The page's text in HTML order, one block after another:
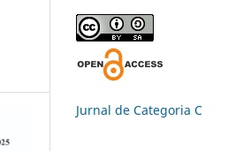
Jurnal de Categoria C